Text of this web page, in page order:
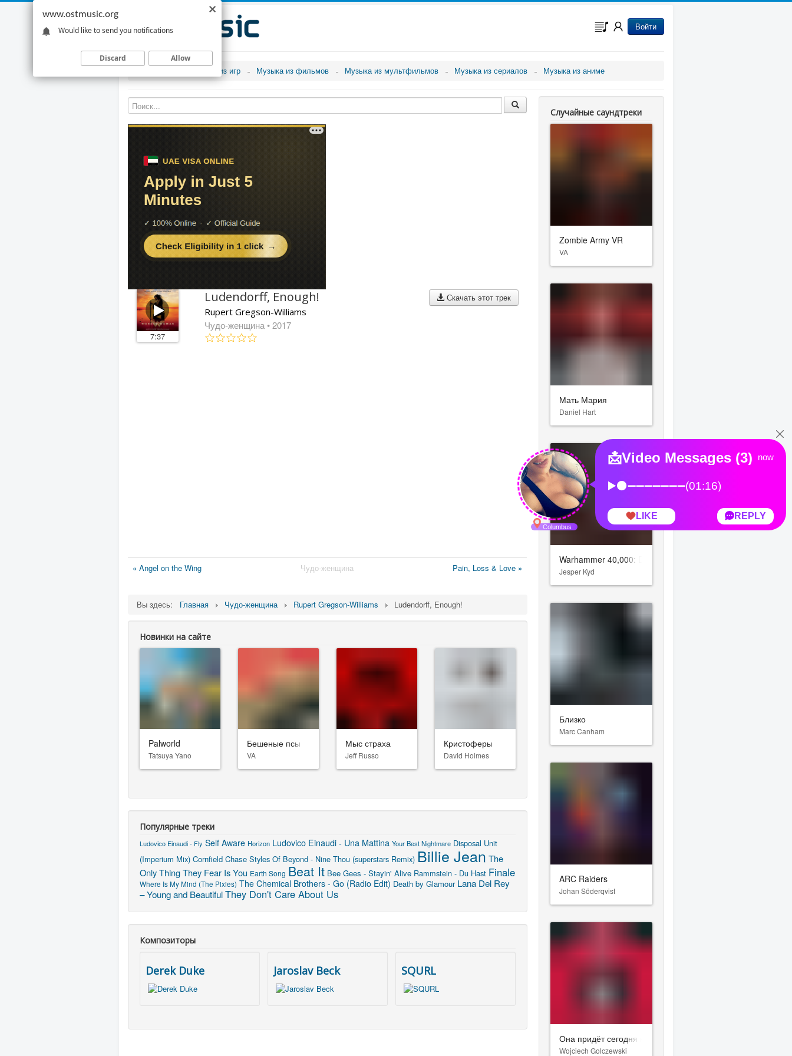
Войти
Музыка из игр Музыка из фильмов Музыка из мультфильмов Музыка из сериалов Музыка из аниме
7:37
Скачать этот трек
Ludendorff, Enough!
Rupert Gregson-Williams
Чудо-женщина • 2017
« Angel on the Wing Чудо-женщина Pain, Loss & Love »
Вы здесь: Главная Чудо-женщина Rupert Gregson-Williams Ludendorff, Enough!
Новинки на сайте
Palworld
Tatsuya Yano
Бешеные псы
VA
Мыс страха
Jeff Russo
Кристоферы
David Holmes
Популярные треки
Ludovico Einaudi - Fly Self Aware Horizon Ludovico Einaudi - Una Mattina Your Best Nightmare Disposal Unit
(Imperium Mix) Cornfield Chase Styles Of Beyond - Nine Thou (superstars Remix) Billie Jean The
Only Thing They Fear Is You Earth Song Beat It Bee Gees - Stayin' Alive Rammstein - Du Hast Finale
Where Is My Mind (The Pixies) The Chemical Brothers - Go (Radio Edit) Death by Glamour Lana Del Rey
– Young and BeautifulThey Don't Care About Us
Композиторы
Derek Duke Jaroslav Beck SQURL
Случайные саундтреки
Zombie Army VR
VA
Мать Мария
Daniel Hart
Warhammer 40,000: Darktide
Jesper Kyd
Близко
Marc Canham
ARC Raiders
Johan Söderqvist
Она придёт сегодня ночью
Wojciech Golczewski
www.ostmusic.org
Would like to send you notifications
Discard Allow